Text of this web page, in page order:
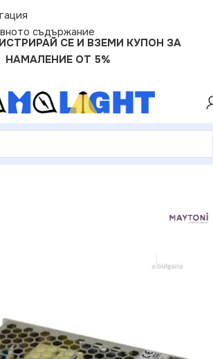
съдържание
СЕ И ВЗЕМИ КУПОН ЗА
НАМАЛЕНИЕ ОТ 5%
осветление 220V-48V 100W IP20